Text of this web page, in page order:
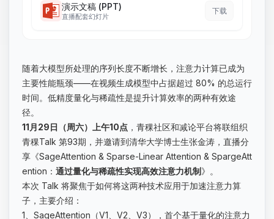
演示文稿 (PPT)
直播配套幻灯片
下载
随着大模型所处理的序列长度不断增长，注意力计算已成为
主要性能瓶颈——在视频生成模型中占据超过 80% 的总运行
时间。低精度量化与稀疏性是提升计算效率的两种有效途
径。
11月29日（周六）上午10点 ，青稞社区和减论平台将联组织
青稞Talk 第93期，并邀请到清华大学博士生张金涛，直播分
享《SageAttention & Sparse-Linear Attention & SpargeAtt
ention： 通过量化与稀疏性实现高效注意力机制》。
本次 Talk 将聚焦于如何将这两种技术应用于加速注意力算
子，主要介绍：
1、SageAttention（V1、V2、V3），首个基于量化的注意力